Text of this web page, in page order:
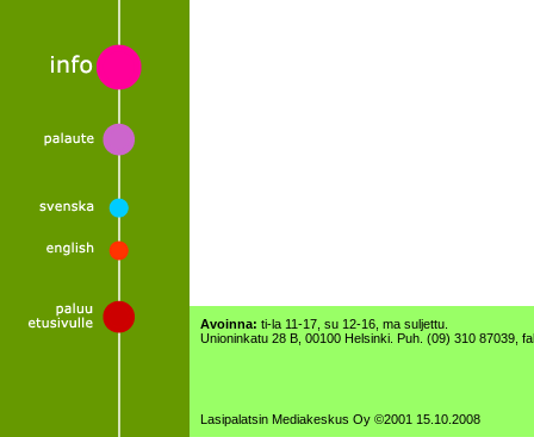
Avoinna: ti-la 11-17, su 12-16, ma suljettu.
Unioninkatu 28 B, 00100 Helsinki. Puh. (09) 310 87039,
Lasipalatsin Mediakeskus Oy ©2001 15.10.2008